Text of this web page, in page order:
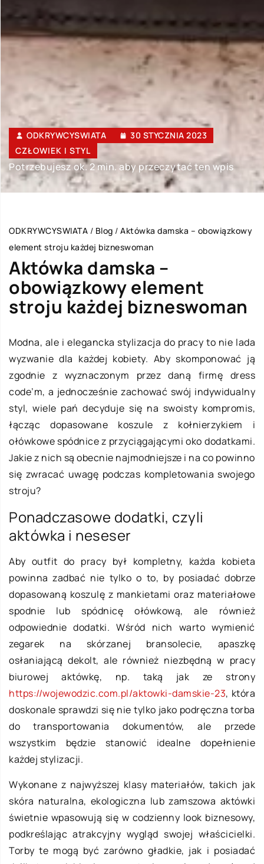
ODKRYWCYSWIATA
30 STYCZNIA 2023
CZŁOWIEK I STYL
Potrzebujesz ok. 2 min. aby przeczytać ten wpis
ODKRYWCYSWIATA / Blog / Aktówka damska – obowiązkowy
element stroju każdej bizneswoman
Aktówka damska –
obowiązkowy element
stroju każdej bizneswoman
Modna, ale i elegancka stylizacja do pracy to nie lada
wyzwanie dla każdej kobiety. Aby skomponować ją
zgodnie z wyznaczonym przez daną firmę dress
code’m, a jednocześnie zachować swój indywidualny
styl, wiele pań decyduje się na swoisty kompromis,
łącząc dopasowane koszule z kołnierzykiem i
ołówkowe spódnice z przyciągającymi oko dodatkami.
Jakie z nich są obecnie najmodniejsze i na co powinno
się zwracać uwagę podczas kompletowania swojego
stroju?
Ponadczasowe dodatki, czyli
aktówka i neseser
Aby outfit do pracy był kompletny, każda kobieta
powinna zadbać nie tylko o to, by posiadać dobrze
dopasowaną koszulę z mankietami oraz materiałowe
spodnie lub spódnicę ołówkową, ale również
odpowiednie dodatki. Wśród nich warto wymienić
zegarek na skórzanej bransolecie, apaszkę
osłaniającą dekolt, ale również niezbędną w pracy
biurowej aktówkę, np. taką jak ze strony
https://wojewodzic.com.pl/aktowki-damskie-23, która
doskonale sprawdzi się nie tylko jako podręczna torba
do transportowania dokumentów, ale przede
wszystkim będzie stanowić idealne dopełnienie
każdej stylizacji.
Wykonane z najwyższej klasy materiałów, takich jak
skóra naturalna, ekologiczna lub zamszowa aktówki
świetnie wpasowują się w codzienny look biznesowy,
podkreślając atrakcyjny wygląd swojej właścicielki.
Torby te mogą być zarówno gładkie, jak i posiadać